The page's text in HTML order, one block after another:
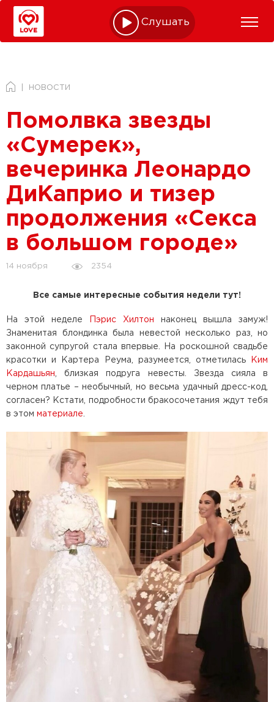
Слушать online
НОВОСТИ
Помолвка звезды
«Сумерек»,
вечеринка Леонардо
ДиКаприо и тизер
продолжения «Секса
в большом городе»
14 ноября 2354
Все самые интересные события недели тут!
На этой неделе Пэрис Хилтон наконец вышла замуж!
Знаменитая блондинка была невестой несколько раз, но
законной супругой стала впервые. На роскошной свадьбе
красотки и Картера Реума, разумеется, отметилась
Ким
Кардашьян , близкая подруга невесты. Звезда сияла в
черном платье – необычный, но весьма удачный дресс-код,
согласен? Кстати, подробности бракосочетания ждут тебя
в этом материале